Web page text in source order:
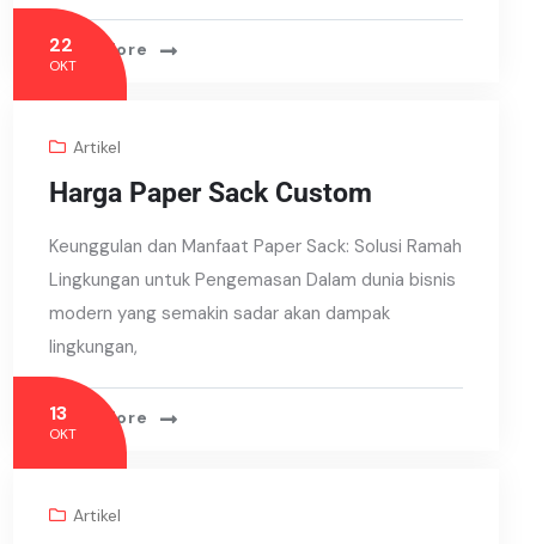
Read More
22
OKT
Artikel
Harga Paper Sack Custom
Keunggulan dan Manfaat Paper Sack: Solusi Ramah
Lingkungan untuk Pengemasan Dalam dunia bisnis
modern yang semakin sadar akan dampak
lingkungan,
Read More
13
OKT
Artikel